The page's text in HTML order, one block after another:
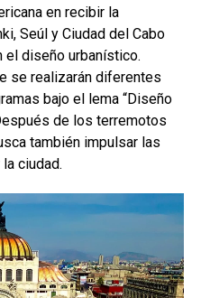
en recibir la
Seúl y Ciudad del Cabo
el diseño urbanístico.
se realizarán diferentes
bajo el lema “Diseño
de los terremotos
también impulsar las
ciudad.